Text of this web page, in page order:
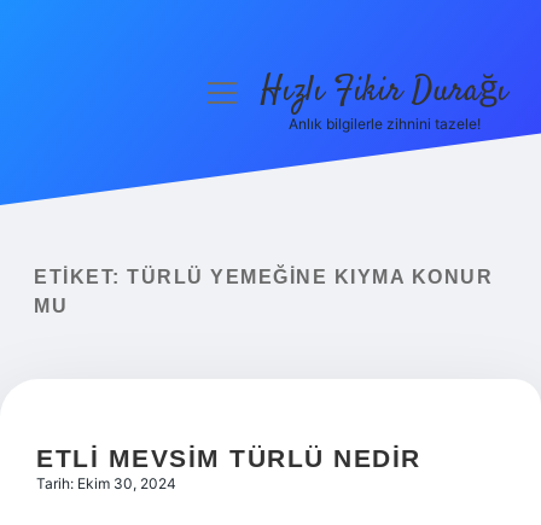
Yasal Uyarı
menüyüHızlı Fikir Durağı
Anlık bilgilerle zihnini tazele!
ETIKET: TÜRLÜ YEMEĞINE KIYMA KONUR
MU
ETLI MEVSIM TÜRLÜ NEDIR
Tarih: Ekim 30, 2024